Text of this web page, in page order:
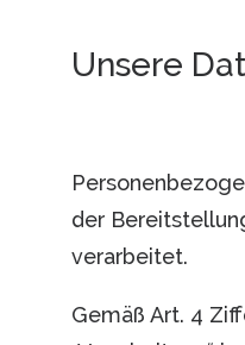
Unsere
der
verarbeitet.
Gemäß Art. 4